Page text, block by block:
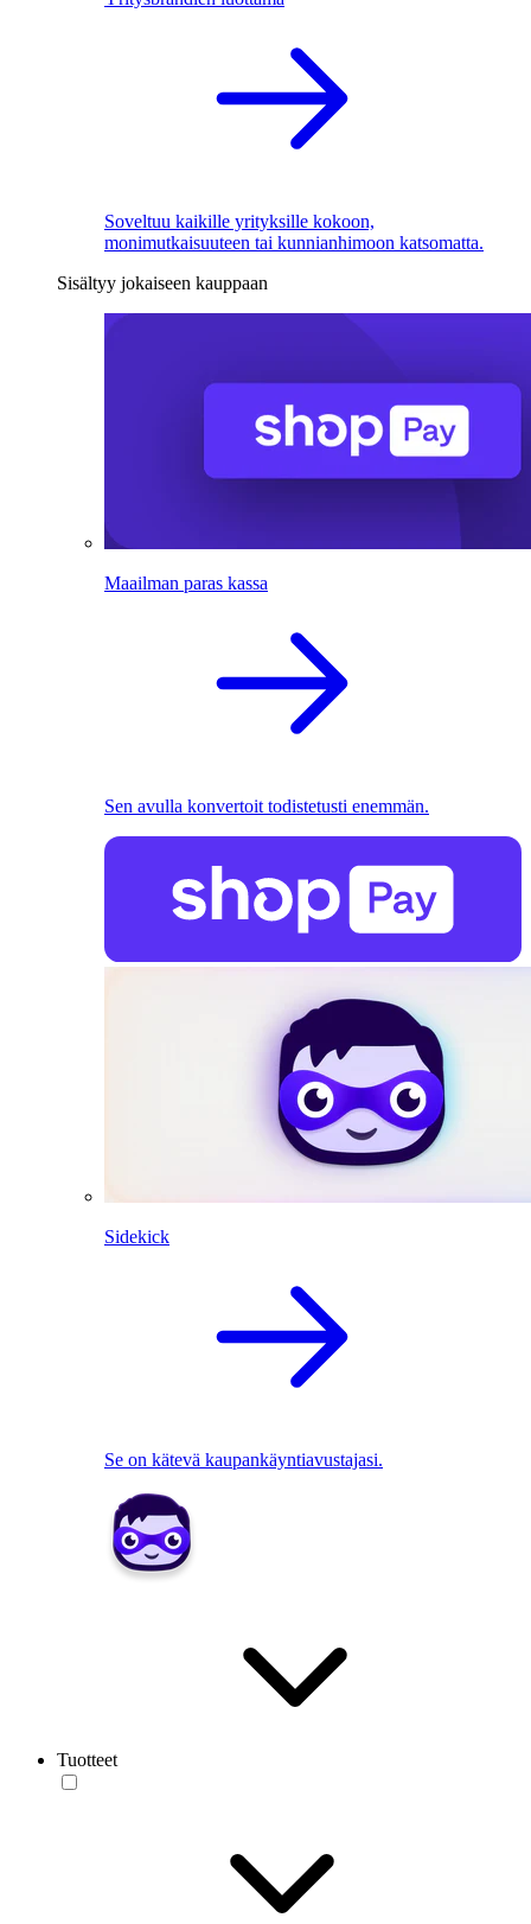
Soveltuu kaikille yrityksille kokoon,
monimutkaisuuteen tai kunnianhimoon katsomatta.
Sisältyy jokaiseen kauppaan
Maailman paras kassa
Sen avulla konvertoit todistetusti enemmän.
Sidekick
Se on kätevä kaupankäyntiavustajasi.
Tuotteet